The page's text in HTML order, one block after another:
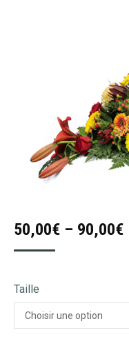
50,00€ – 90,00€
Taille